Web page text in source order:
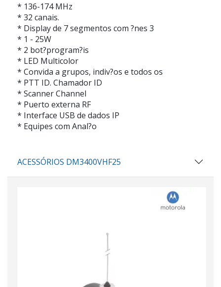
* 136-174 MHz
* 32 canais.
* Display de 7 segmentos com ?nes 3
* 1 - 25W
* 2 bot?program?is
* LED Multicolor
* Convida a grupos, indiv?os e todos os
* PTT ID. Chamador ID
* Scanner Channel
* Puerto externa RF
* Interface USB de dados IP
* Equipes com Anal?o
ACESSÓRIOS DM3400VHF25